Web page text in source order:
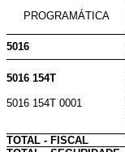
PROGRAMÁTICA
5016
5016 154T
5016 154T 0001
TOTAL - FISCAL